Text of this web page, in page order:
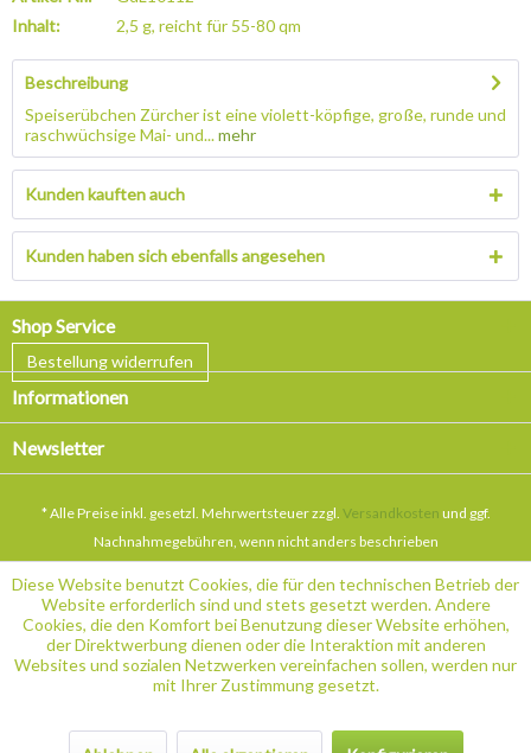
Inhalt:
2,5 g, reicht für 55-80 qm
Beschreibung
Speiserübchen Zürcher ist eine violett-köpfige, große, runde und
raschwüchsige Mai- und...mehr
Kunden kauften auch
Kunden haben sich ebenfalls angesehen
Shop Service
Bestellung widerrufen
Informationen
Newsletter
* Alle Preise inkl. gesetzl. Mehrwertsteuer zzgl. Versandkosten und ggf.
Nachnahmegebühren, wenn nicht anders beschrieben
Diese Website benutzt Cookies, die für den technischen Betrieb der
Website erforderlich sind und stets gesetzt werden. Andere
Cookies, die den Komfort bei Benutzung dieser Website erhöhen,
der Direktwerbung dienen oder die Interaktion mit anderen
Websites und sozialen Netzwerken vereinfachen sollen, werden nur
mit Ihrer Zustimmung gesetzt.